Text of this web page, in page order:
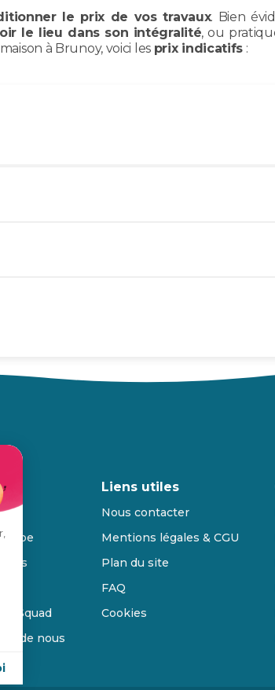
le prix de vos travaux. Bien
le lieu dans son intégralité, ou
à Brunoy, voici les prix indicatifs :
la Squad
de nous
Liens utiles
Nous contacter
Mentions légales & CGU
Plan du site
FAQ
Cookies